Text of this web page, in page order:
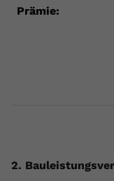
Prämie:
2.
Anbieter